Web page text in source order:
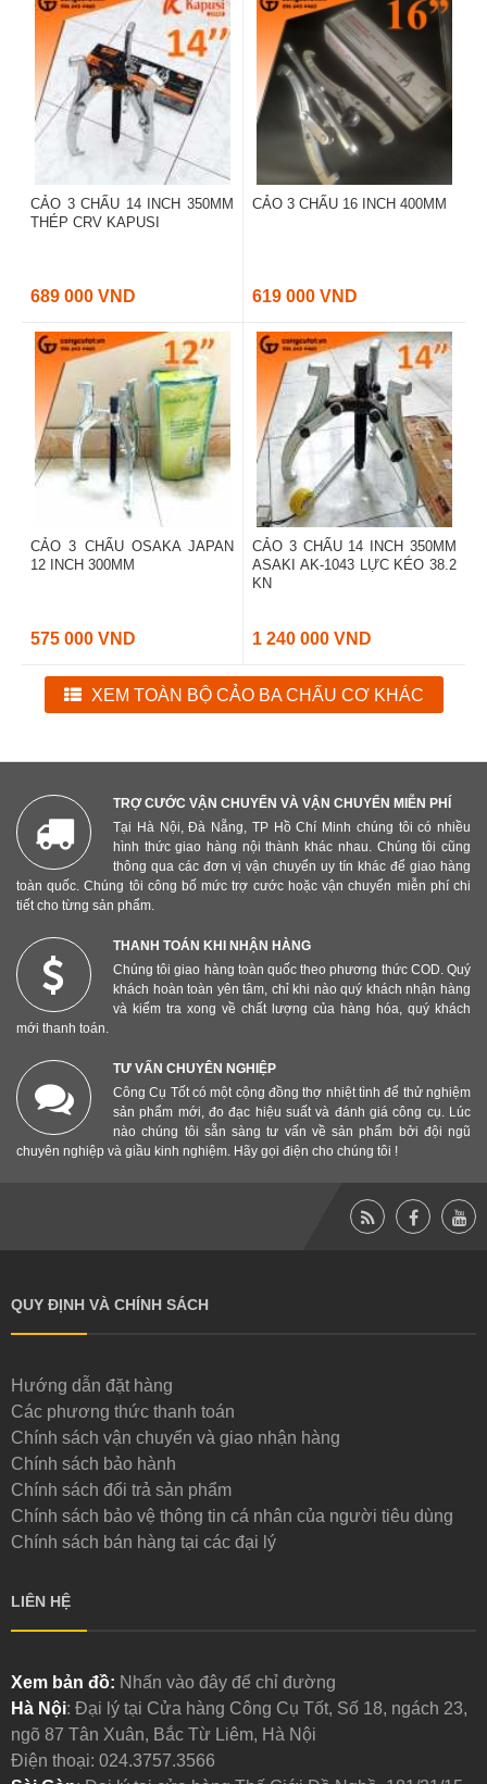
CẢO 3 CHẤU 14 INCH 350MM
THÉP CRV KAPUSI
689 000 VND
CẢO 3 CHẤU 16 INCH 400MM
619 000 VND
CẢO 3 CHẤU OSAKA JAPAN
12 INCH 300MM
575 000 VND
CẢO 3 CHẤU 14 INCH 350MM
ASAKI AK-1043 LỰC KÉO 38.2
KN
1 240 000 VND
XEM TOÀN BỘ CẢO BA CHẤU CƠ KHÁC
TRỢ CƯỚC VẬN CHUYỂN VÀ VẬN CHUYỂN MIỄN PHÍ
Tại Hà Nội, Đà Nẵng, TP Hồ Chí Minh chúng tôi có nhiều
hình thức giao hàng nội thành khác nhau. Chúng tôi cũng
thông qua các đơn vị vận chuyển uy tín khác để giao hàng
toàn quốc. Chúng tôi công bố mức trợ cước hoặc vận chuyển miễn phí chi
tiết cho từng sản phẩm.
THANH TOÁN KHI NHẬN HÀNG
Chúng tôi giao hàng toàn quốc theo phương thức COD. Quý
khách hoàn toàn yên tâm, chỉ khi nào quý khách nhận hàng
và kiểm tra xong về chất lượng của hàng hóa, quý khách
mới thanh toán.
TƯ VẤN CHUYÊN NGHIỆP
Công Cụ Tốt có một cộng đồng thợ nhiệt tình để thử nghiệm
sản phẩm mới, đo đạc hiệu suất và đánh giá công cụ. Lúc
nào chúng tôi sẵn sàng tư vấn về sản phẩm bởi đội ngũ
chuyên nghiệp và giầu kinh nghiệm. Hãy gọi điện cho chúng tôi !
QUY ĐỊNH VÀ CHÍNH SÁCH
Hướng dẫn đặt hàng
Các phương thức thanh toán
Chính sách vận chuyển và giao nhận hàng
Chính sách bảo hành
Chính sách đổi trả sản phẩm
Chính sách bảo vệ thông tin cá nhân của người tiêu dùng
Chính sách bán hàng tại các đại lý
LIÊN HỆ
Xem bản đồ: Nhấn vào đây để chỉ đường
Hà Nội: Đại lý tại Cửa hàng Công Cụ Tốt, Số 18, ngách 23,
ngõ 87 Tân Xuân, Bắc Từ Liêm, Hà Nội
Điện thoại: 024.3757.3566